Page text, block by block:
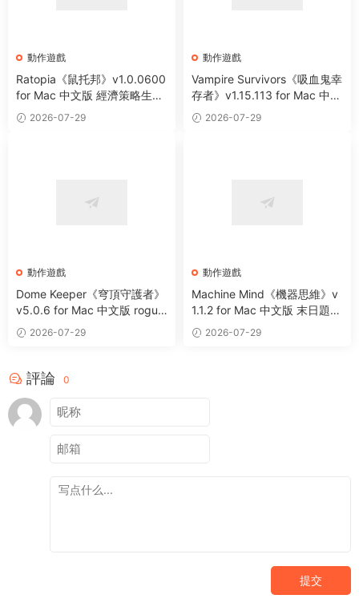
動作遊戲
Ratopia《鼠托邦》v1.0.0600
for Mac 中文版 經濟策略生存
沙盒城市建設模拟遊戲
2026-07-29
動作遊戲
Vampire Survivors《吸血鬼幸
存者》v1.15.113 for Mac 中文
版 像素風動作冒險遊戲
2026-07-29
動作遊戲
Dome Keeper《穹頂守護者》
v5.0.6 for Mac 中文版 roguel
ike采礦休閑動作遊戲
2026-07-29
動作遊戲
Machine Mind《機器思維》v
1.1.2 for Mac 中文版 末日題材
動作遊戲
2026-07-29
評論 0
提交